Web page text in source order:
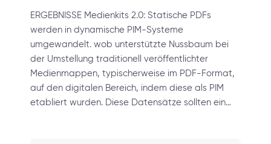
ERGEBNISSE Medienkits 2.0: Statische PDFs
werden in dynamische PIM-Systeme
umgewandelt. wob unterstützte Nussbaum bei
der Umstellung traditionell veröffentlichter
Medienmappen, typischerweise im PDF-Format,
auf den digitalen Bereich, indem diese als PIM
etabliert wurden. Diese Datensätze sollten ein…